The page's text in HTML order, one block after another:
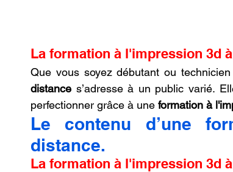
La formation à l'impression 3d
Que vous soyez débutant ou
distance s’adresse à un public varié.
perfectionner grâce à une formation à
Le contenu d’une
distance.
La formation à l'impression 3d